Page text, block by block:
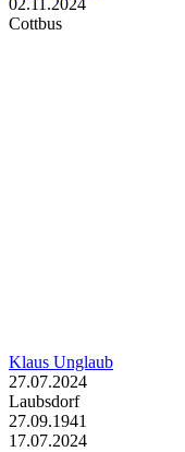
02.11.2024
Cottbus
Klaus Unglaub
27.07.2024
Laubsdorf
27.09.1941
17.07.2024